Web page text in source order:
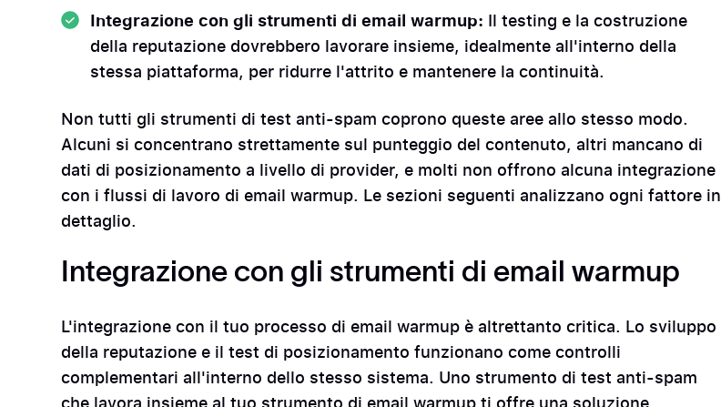
Integrazione con gli strumenti di email warmup: Il testing e la costruzione
della reputazione dovrebbero lavorare insieme, idealmente all'interno della
stessa piattaforma, per ridurre l'attrito e mantenere la continuità.
Non tutti gli strumenti di test anti-spam coprono queste aree allo stesso modo.
Alcuni si concentrano strettamente sul punteggio del contenuto, altri mancano di
dati di posizionamento a livello di provider, e molti non offrono alcuna integrazione
con i flussi di lavoro di email warmup. Le sezioni seguenti analizzano ogni fattore in
dettaglio.
Integrazione con gli strumenti di email warmup
L'integrazione con il tuo processo di email warmup è altrettanto critica. Lo sviluppo
della reputazione e il test di posizionamento funzionano come controlli
complementari all'interno dello stesso sistema. Uno strumento di test anti-spam